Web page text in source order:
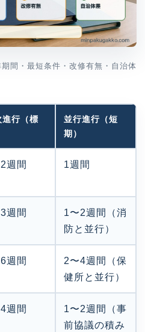
間・最短条件・改修有無・自治体
進行（標
並行進行（短
期）
週間 1週間
週間
1〜2週間（消
防と並行）
週間
2〜4週間（保
健所と並行）
週間
1〜2週間（事
前協議の積み